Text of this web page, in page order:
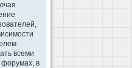
всеми
форумах, в